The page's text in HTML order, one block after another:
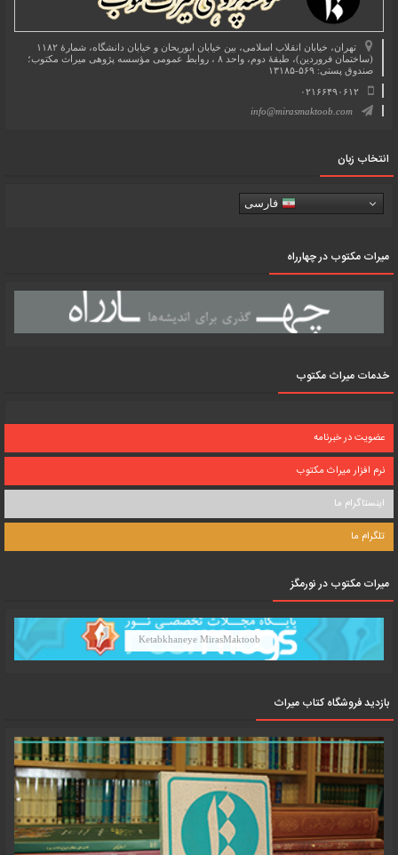
تهران، خیابان انقلاب اسلامی، بین خیابان ابوریحان و خیابان دانشگاه، شمارۀ ۱۱۸۲
(ساختمان فروردین)، طبقۀ دوم، واحد ۸ ، روابط عمومی مؤسسه پژوهی میراث مکتوب؛
صندوق پستی: ۵۶۹-۱۳۱۸۵
۰۲۱۶۶۴۹۰۶۱۲
info@mirasmaktoob.com
انتخاب زبان
فارسی
میرات مکتوب در چهارراه
خدمات میراث مکتوب
عضویت در خبرنامه
نرم افزار میراث مکتوب
اینستاگرام ما
تلگرام ما
میرات مکتوب در نورمگز
Ketabkhaneye MirasMaktoob
بازدید فروشگاه کتاب میراث